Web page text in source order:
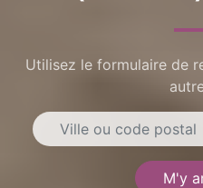
Utilisez le formulaire de
M'y